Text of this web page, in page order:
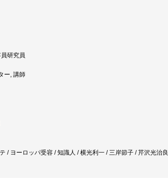
研究員
ー, 講師
/ ヨーロッパ受容 / 知識人 / 横光利一 / 三岸節子 / 芹沢光治良